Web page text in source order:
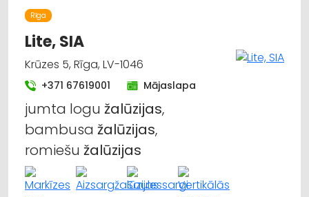
Rīga
Lite, SIA
Krūzes 5, Rīga, LV-1046
+371 67619001 Mājaslapa
jumta logu žalūzijas,
bambusa žalūzijas,
romiešu žalūzijas